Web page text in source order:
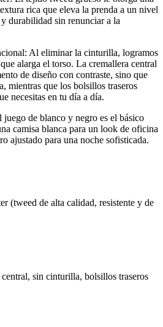
rica que eleva la prenda a un nivel
durabilidad sin renunciar a la
Al eliminar la cinturilla, logramos
alarga el torso. La cremallera central
de diseño con contraste, sino que
mientras que los bolsillos traseros
necesitas en tu día a día.
de blanco y negro es el básico
camisa blanca para un look de oficina
ajustado para una noche sofisticada.
(tweed de alta calidad, resistente y de
sin cinturilla, bolsillos traseros